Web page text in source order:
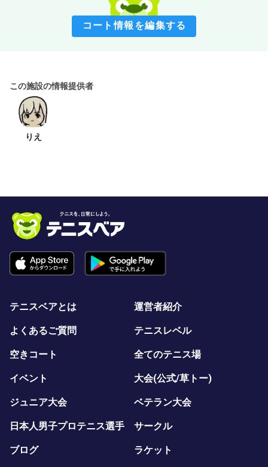
コート情報を編集する
この施設の情報提供者
りえ
テニスベアとは 運営者紹介
よくあるご質問 テニスレベル
空きコート 全てのテニス場
イベント 大会(公式/草トー)
ジュニア大会 ベテラン大会
日本人男子プロテニス選手 サークル
ブログ ラケット